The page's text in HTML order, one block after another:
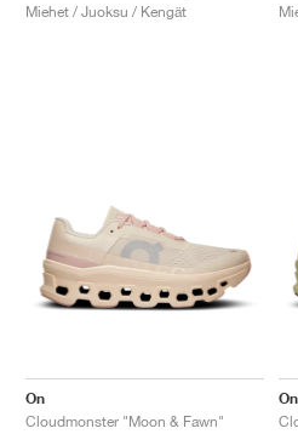
Miehet / Juoksu / Kengät
On
Cloudmonster "Moon & Fawn"
On